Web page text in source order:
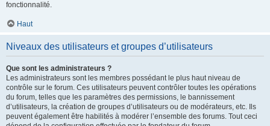
fonctionnalité.
Haut
Niveaux des utilisateurs et groupes d’utilisateurs
Que sont les administrateurs ?
Les administrateurs sont les membres possédant le plus haut niveau de
contrôle sur le forum. Ces utilisateurs peuvent contrôler toutes les opérations
du forum, telles que les paramètres des permissions, le bannissement
d’utilisateurs, la création de groupes d’utilisateurs ou de modérateurs, etc. Ils
peuvent également être habilités à modérer l’ensemble des forums. Tout ceci